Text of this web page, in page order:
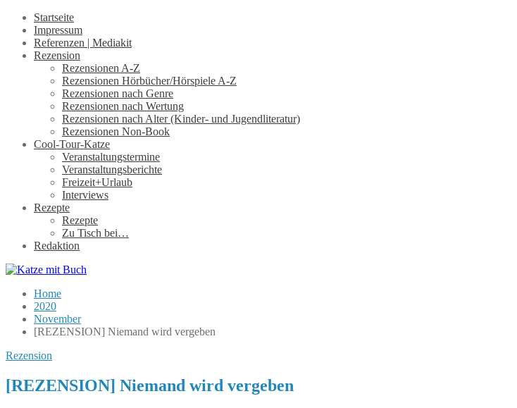
Startseite
Impressum
Referenzen | Mediakit
Rezension
Rezensionen A-Z
Rezensionen Hörbücher/Hörspiele A-Z
Rezensionen nach Genre
Rezensionen nach Wertung
Rezensionen nach Alter (Kinder- und Jugendliteratur)
Rezensionen Non-Book
Cool-Tour-Katze
Veranstaltungstermine
Veranstaltungsberichte
Freizeit+Urlaub
Interviews
Rezepte
Rezepte
Zu Tisch bei…
Redaktion
Home
2020
November
[REZENSION] Niemand wird vergeben
Rezension
[REZENSION] Niemand wird vergeben